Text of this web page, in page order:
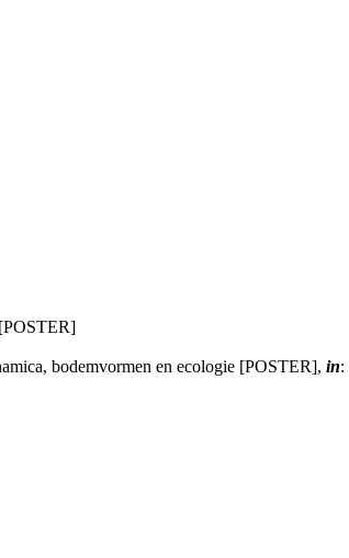
bodemvormen en ecologie [POSTER], in: